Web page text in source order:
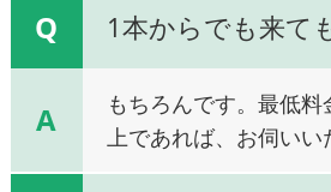
Q 1本からでも来て
A
もちろんです。最低料
上であれば、お伺いい